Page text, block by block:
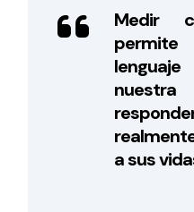
Medir
a sus